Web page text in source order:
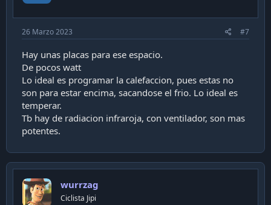
26 Marzo 2023 #7
Hay unas placas para ese espacio.
De pocos watt
Lo ideal es programar la calefaccion, pues estas no
son para estar encima, sacandose el frio. Lo ideal es
temperar.
Tb hay de radiacion infraroja, con ventilador, son mas
potentes.
wurrzag
Ciclista Jipi